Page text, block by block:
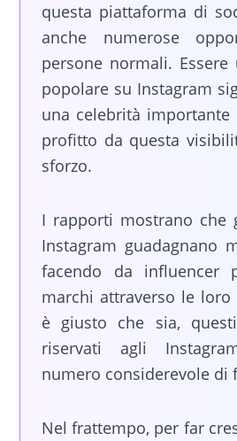
questa piattaforma di
anche numerose
persone normali. Essere
popolare su Instagram
una celebrità
profitto da questa
sforzo.
I rapporti mostrano che
Instagram guadagnano
facendo da influencer
marchi attraverso le loro
è giusto che sia,
riservati agli
numero considerevole di
Nel frattempo, per far